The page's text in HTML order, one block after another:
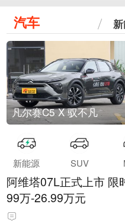
汽车
凡尔赛C5 X 驭不凡
新能源 SUV
阿维塔07L正式上市 限
99万-26.99万元